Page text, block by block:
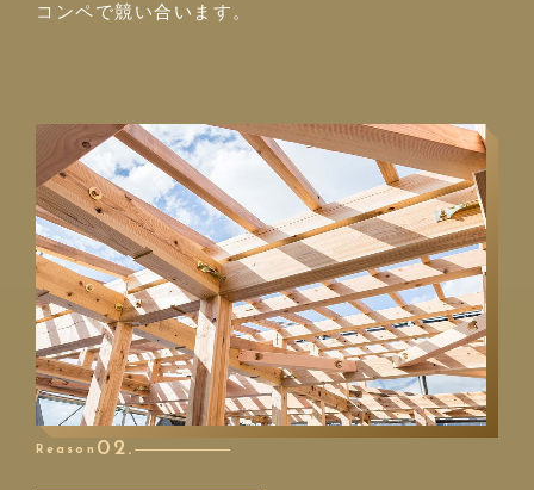
コンペで競い合います。
Reason 02.